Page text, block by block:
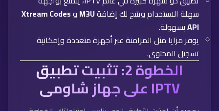
سهلة الاستخدام ويتيح لك إضافةM3U وXtream Codes
APIبسهولة.
يوفر مزايا مثل المزامنة عبر أجهزة متعددة وإمكانية
تسجيل المحتوى.
الخطوة 2: تثبيت تطبيق
IPTV على جهاز شاومي